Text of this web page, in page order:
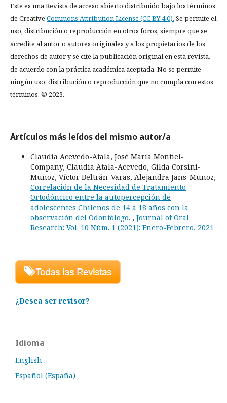
Este es una Revista de acceso abierto distribuido bajo los términos
de Creative Commons Attribution License (CC BY 4.0). Se permite el
uso, distribución o reproducción en otros foros, siempre que se
acredite al autor o autores originales y a los propietarios de los
derechos de autor y se cite la publicación original en esta revista,
de acuerdo con la práctica académica aceptada. No se permite
ningún uso, distribución o reproducción que no cumpla con estos
términos. © 2023.
Artículos más leídos del mismo autor/a
Claudia Acevedo-Atala, José María Montiel-
Company, Claudia Atala-Acevedo, Gilda Corsini-
Muñoz, Víctor Beltrán-Varas, Alejandra Jans-Muñoz,
Correlación de la Necesidad de Tratamiento
Ortodóncico entre la autopercepción de
adolescentes Chilenos de 14 a 18 años con la
observación del Odontólogo. , Journal of Oral
Research: Vol. 10 Núm. 1 (2021): Enero-Febrero, 2021
¿Desea ser revisor?
Idioma
English
Español (España)